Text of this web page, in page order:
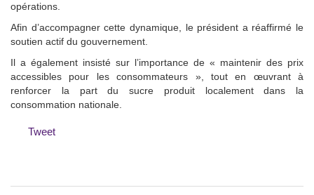
opérations.
Afin d’accompagner cette dynamique, le président a réaffirmé le
soutien actif du gouvernement.
Il a également insisté sur l’importance de « maintenir des prix
accessibles pour les consommateurs », tout en œuvrant à
renforcer la part du sucre produit localement dans la
consommation nationale.
Tweet